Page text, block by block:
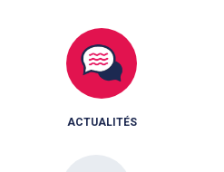
ACTUALITÉS